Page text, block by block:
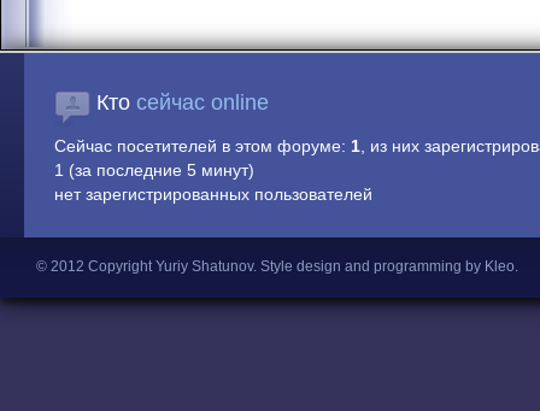
Кто сейчас online
Сейчас посетителей в этом форуме: 1, из них
1 (за последние 5 минут)
нет зарегистрированных пользователей
© 2012 Copyright Yuriy Shatunov. Style design and programming by Kleo.